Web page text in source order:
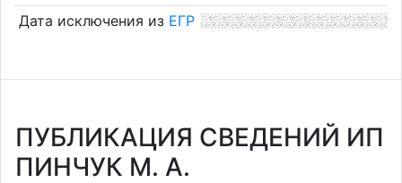
Дата исключения из ЕГР
ПУБЛИКАЦИЯ СВЕДЕНИЙ ИП
ПИНЧУК М. А.